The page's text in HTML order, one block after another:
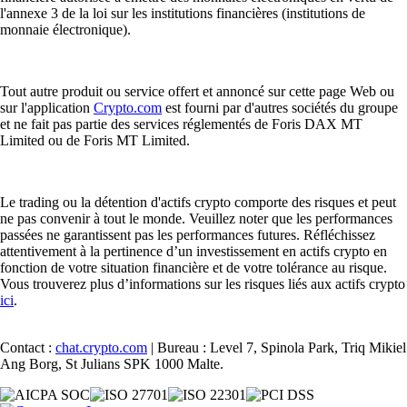
l'annexe 3 de la loi sur les institutions financières (institutions de
monnaie électronique).
Tout autre produit ou service offert et annoncé sur cette page Web ou
sur l'application Crypto.com est fourni par d'autres sociétés du groupe
et ne fait pas partie des services réglementés de Foris DAX MT
Limited ou de Foris MT Limited.
Le trading ou la détention d'actifs crypto comporte des risques et peut
ne pas convenir à tout le monde. Veuillez noter que les performances
passées ne garantissent pas les performances futures. Réfléchissez
attentivement à la pertinence d’un investissement en actifs crypto en
fonction de votre situation financière et de votre tolérance au risque.
Vous trouverez plus d’informations sur les risques liés aux actifs crypto
ici.
Contact : chat.crypto.com | Bureau : Level 7, Spinola Park, Triq Mikiel
Ang Borg, St Julians SPK 1000 Malte.